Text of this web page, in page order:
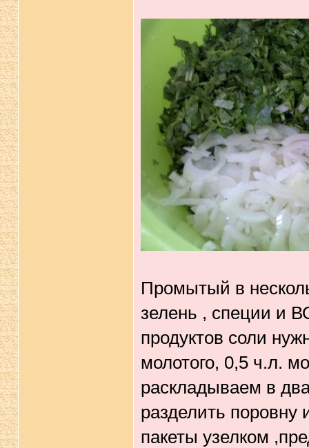
Промытый в
зелень , специи и
продуктов соли
молотого, 0,5 ч.л.
раскладываем в
разделить
пакеты узелком